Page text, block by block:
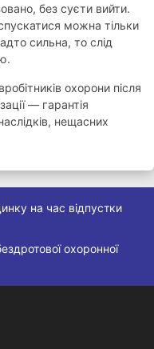
без суєти вийти.
можна тільки
сильна, то слід
охорони після
— гарантія
нещасних
на час відпустки
охоронної